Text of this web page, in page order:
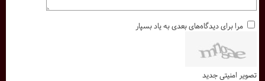
مرا برای دیدگاه‌های بعدی به یاد بسپار
تصویر امنیتی جدید